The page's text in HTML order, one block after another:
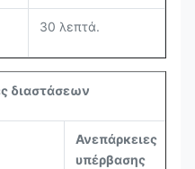
30 λεπτά.
διαστάσεων
Ανεπάρκειες
υπέρβασης